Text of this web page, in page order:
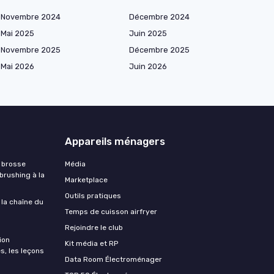
Novembre 2024
Décembre 2024
Mai 2025
Juin 2025
Novembre 2025
Décembre 2025
Mai 2026
Juin 2026
brosse
à la
chaîne du
les leçons
Appareils ménagers
Média
Marketplace
Outils pratiques
Temps de cuisson airfryer
Rejoindre le club
Kit média et RP
Data Room Électroménager